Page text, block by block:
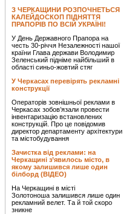
З ЧЕРКАЩИНИ РОЗПОЧНЕТЬСЯ
КАЛЕЙДОСКОП ПІДНЯТТЯ
ПРАПОРІВ ПО ВСІЙ УКРАЇНІ!
У День Державного Прапора на
честь 30-річчя Незалежності нашої
країни Глава держави Володимир
Зеленський підніме найбільший в
області синьо-жовтий стяг
У Черкасах перевірять рекламні
конструкції
Операторів зовнішньої реклами в
Черкасах зобов’язали провести
інвентаризацію встановлених
конструкцій. Про це повідомив
директор департаменту архітектури
та містобудування
Зачистка від реклами: на
Черкащині з’явилось місто, в
якому залишився лише один
білборд (ВІДЕО)
На Черкащині в місті
Золотоноша залишився лише один
рекламний велет. Та й той скоро
зникне